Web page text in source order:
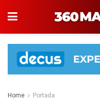
Home Portada